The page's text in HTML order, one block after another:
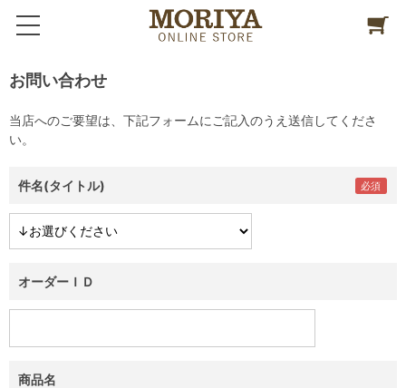
お問い合わせ
当店へのご要望は、下記フォームにご記入のうえ送信してくださ
い。
件名(タイトル)
オーダーＩＤ
商品名